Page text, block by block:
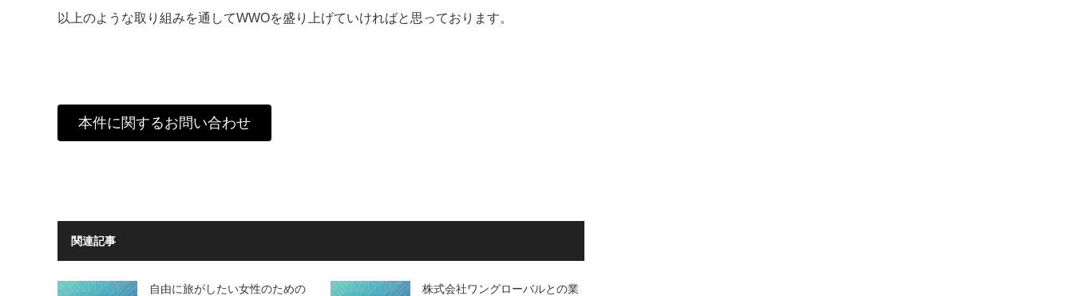
以上のような取り組みを通してWWOを盛り上げていければと思っております。
本件に関するお問い合わせ
関連記事
自由に旅がしたい女性のための
株式会社ワングローバルとの業